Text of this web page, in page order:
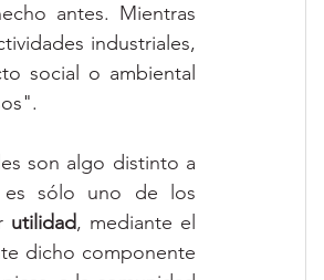
antes. Mientras
industriales,
social o ambiental
son algo distinto a
es sólo uno de los
utilidad, mediante el
dicho componente